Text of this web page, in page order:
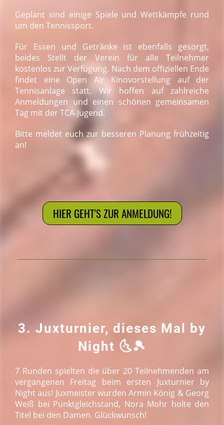
Geplant sind einige Spiele und Wettkämpfe rund
um den Tennissport.
Für Essen und Getränke ist ebenfalls gesorgt,
beides Stellt der Verein für alle Teilnehmer
kostenlos zur Verfügung. Nach dem offiziellen Ende
findet eine Open Air Kinovorstellung auf der
Tennisanlage statt.Wir hoffen auf zahlreiche
Anmeldungen und einen schönen gemeinsamen
Tag mit der TCA-Jugend.
Bitte meldet euch zur besseren Planung frühzeitig
an!
HIER GEHT'S ZUR ANMELDUNG!
3. Juxturnier, dieses Mal by
Night 🌜🎾
7 Runden spielten die über 20 Teilnehmenden am
vergangenen Freitag beim ersten Juxturnier by
Night aus! Juxmeister wurden Armin König & Georg
Weiß bei Punktgleichstand, Nora Mohr holte den
Titel bei den Damen. Glückwunsch!